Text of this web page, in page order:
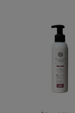
do koszyka